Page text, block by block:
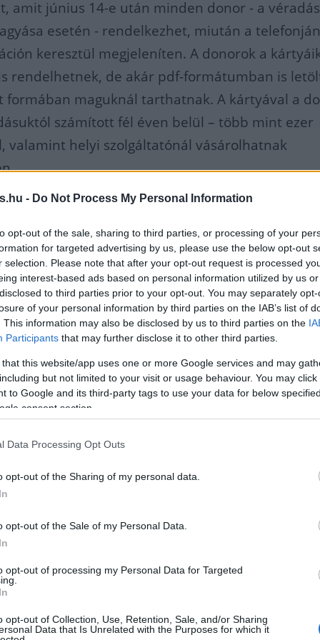
- Do Not Process My Personal Information
opt-out of the sale, sharing to third parties, or processing of your
for targeted advertising by us, please use the below opt-out
selection. Please note that after your opt-out request is processed
interest-based ads based on personal information utilized by us
to third parties prior to your opt-out. You may separately
of your personal information by third parties on the IAB’s list of
This information may also be disclosed by us to third parties on the
Participants that may further disclose it to other third parties.
that this website/app uses one or more Google services and may
but not limited to your visit or usage behaviour. You may
to Google and its third-party tags to use your data for below
consent section.
Data Processing Opt Outs
opt-out of the Sharing of my personal data.
opt-out of the Sale of my Personal Data.
opt-out of processing my Personal Data for Targeted
opt-out of Collection, Use, Retention, Sale, and/or Sharing
Data that Is Unrelated with the Purposes for which it
amit június 14-e után minden donor - a
esetén - rendelkezhet, miután a
keresztül megjeleníten. A donorok a
rendelhetnek, de akár pdf-formátumban is
maguknál tarthatnak. A kártyával a
számított fél éven belül – több mint ezer
valamint helyi szolgáltatónál vásárolhatnak
donorok különböző fokozatú, véradási
, Ezüst-, Arany-, valamint Gyémánt Pelikán-díjas
amellyel több száz prémium szolgáltatónál
részesülhetnek. Az elfogadóhelyek listája az
honlapunkon is megtekinthető. Bővebb
hu/hirek/onkentes-verado-kartyalinken